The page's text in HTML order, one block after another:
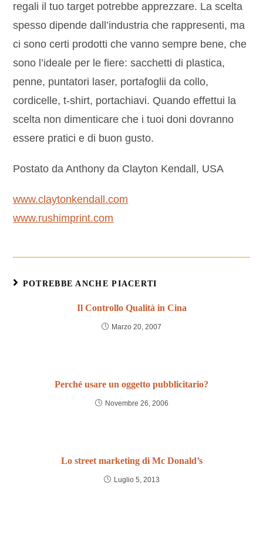
regali il tuo target potrebbe apprezzare. La scelta
spesso dipende dall’industria che rappresenti, ma
ci sono certi prodotti che vanno sempre bene, che
sono l’ideale per le fiere: sacchetti di plastica,
penne, puntatori laser, portafoglii da collo,
cordicelle, t-shirt, portachiavi. Quando effettui la
scelta non dimenticare che i tuoi doni dovranno
essere pratici e di buon gusto.
Postato da Anthony da Clayton Kendall, USA
www.claytonkendall.com
www.rushimprint.com
POTREBBE ANCHE PIACERTI
Il Controllo Qualità in Cina
Marzo 20, 2007
Perché usare un oggetto pubblicitario?
Novembre 26, 2006
Lo street marketing di Mc Donald’s
Luglio 5, 2013